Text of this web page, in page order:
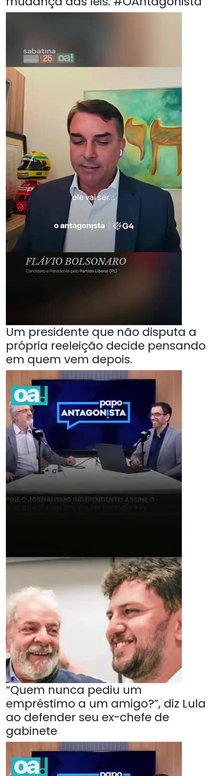
Um presidente que não disputa a
própria reeleição decide pensando
em quem vem depois.
“Quem nunca pediu um
empréstimo a um amigo?”, diz Lula
ao defender seu ex-chefe de
gabinete